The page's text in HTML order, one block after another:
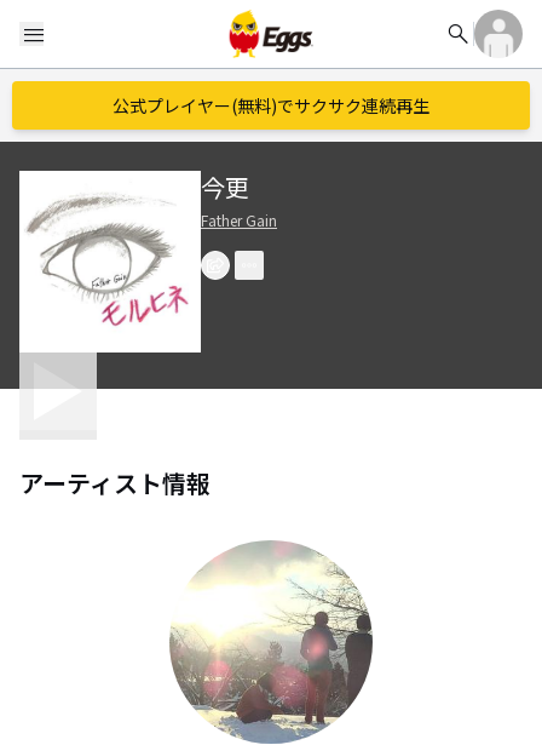
menu search
公式プレイヤー(無料)でサクサク連続再生
今更
Father Gain
アーティスト情報